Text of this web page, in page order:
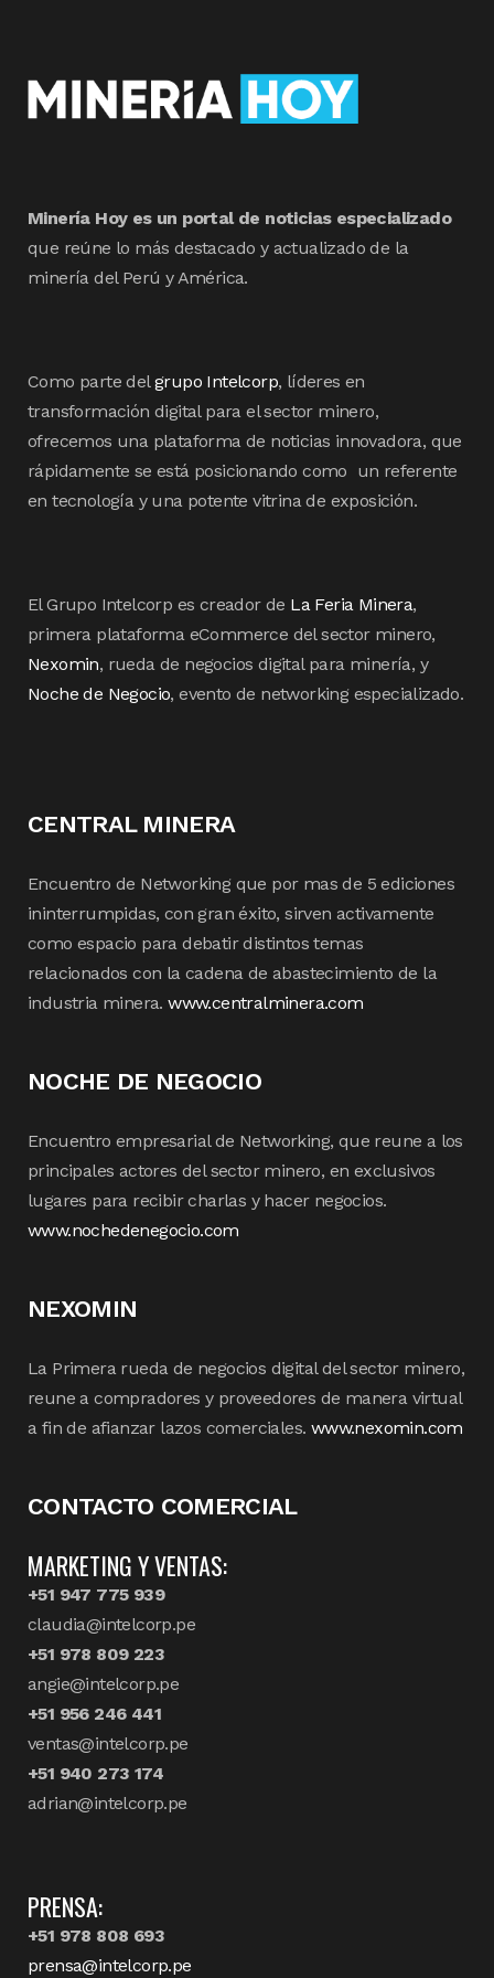
Minería Hoy es un portal de noticias especializado
que reúne lo más destacado y actualizado de la
minería del Perú y América.
Como parte delgrupo Intelcorp, líderes en
transformación digital para el sector minero,
ofrecemos una plataforma de noticias innovadora, que
rápidamente se está posicionando como un referente
en tecnología y una potente vitrina de exposición.
El Grupo Intelcorp es creador de La Feria Minera,
primera plataforma eCommerce del sector minero,
Nexomin, rueda de negocios digital para minería, y
Noche de Negocio, evento de networking especializado.
CENTRAL MINERA
Encuentro de Networking que por mas de 5 ediciones
ininterrumpidas, con gran éxito, sirven activamente
como espacio para debatir distintos temas
relacionados con la cadena de abastecimiento de la
industria minera.www.centralminera.com
NOCHE DE NEGOCIO
Encuentro empresarial de Networking, que reune a los
principales actores del sector minero, en exclusivos
lugares para recibir charlas y hacer negocios.
www.nochedenegocio.com
NEXOMIN
La Primera rueda de negocios digital del sector minero,
reune a compradores y proveedores de manera virtual
a fin de afianzar lazos comerciales. www.nexomin.com
CONTACTO COMERCIAL
MARKETING Y VENTAS:
+51 947 775 939
claudia@intelcorp.pe
+51 978 809 223
angie@intelcorp.pe
+51 956 246 441
ventas@intelcorp.pe
+51 940 273 174
adrian@intelcorp.pe
PRENSA:
+51 978 808 693
prensa@intelcorp.pe